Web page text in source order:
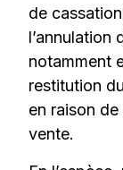
de
l’annulation
notamment
restitution
en raison
vente.